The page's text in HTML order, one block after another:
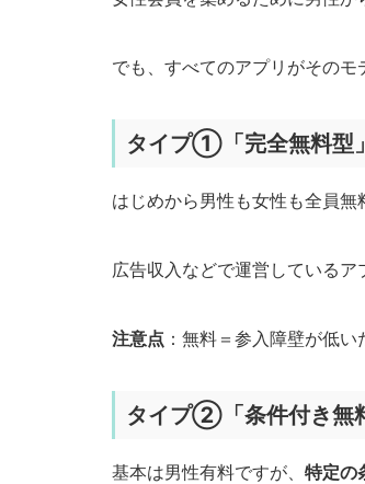
でも、すべてのアプリがその
タイプ①「完全無料型」
はじめから男性も女性も全員無
広告収入などで運営しているア
注意点 ：無料＝参入障壁が低
タイプ②「条件付き無
基本は男性有料ですが、 特定の